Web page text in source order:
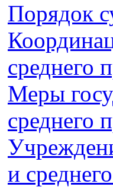
Порядок
среднего
Меры
среднего
и